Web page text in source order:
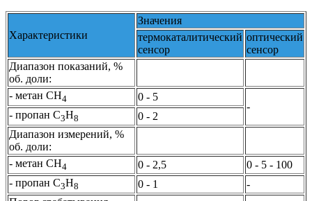
Характеристики
Значения
термокаталитический
сенсор
оптический
сенсор
Диапазон показаний, %
об. доли:
- метан СН4
0 - 5
-
- пропан С3Н8
0 - 2
Диапазон измерений, %
об. доли:
- метан СН4 0 - 2,5
0 - 5 - 100
- пропан С3Н8 0 - 1
-